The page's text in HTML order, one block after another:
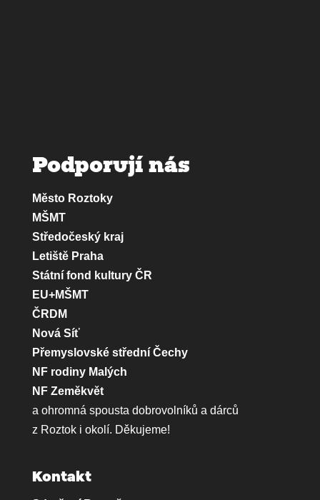
Podporují nás
Město Roztoky
MŠMT
Středočeský kraj
Letiště Praha
Státní fond kultury ČR
EU+MŠMT
ČRDM
Nová Síť
Přemyslovské střední Čechy
NF rodiny Malých
NF Zeměkvět
a ohromná spousta dobrovolníků a dárců
z Roztok i okolí. Děkujeme!
Kontakt